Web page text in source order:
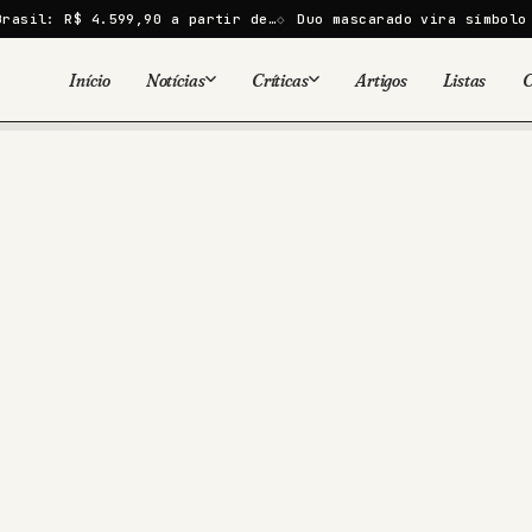
a partir de… Duo mascarado vira símbolo contra
Início Notícias Críticas Artigos Listas